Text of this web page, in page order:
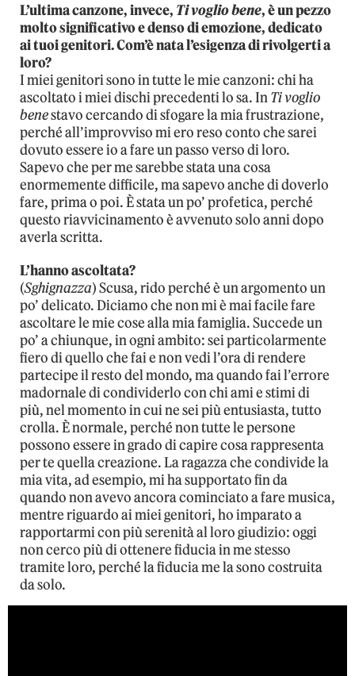
L’ultima canzone, invece, Ti voglio bene, è un pezzo
molto significativo e denso di emozione, dedicato
ai tuoi genitori. Com’è nata l’esigenza di rivolgerti a
loro?
I miei genitori sono in tutte le mie canzoni: chi ha
ascoltato i miei dischi precedenti lo sa. InTi voglio
benestavo cercando di sfogare la mia frustrazione,
perché all’improvviso mi ero reso conto che sarei
dovuto essere io a fare un passo verso di loro.
Sapevo che per me sarebbe stata una cosa
enormemente difficile, ma sapevo anche di doverlo
fare, prima o poi. È stata un po’ profetica, perché
questo riavvicinamento è avvenuto solo anni dopo
averla scritta.
L’hanno ascoltata?
(Sghignazza) Scusa, rido perché è un argomento un
po’ delicato. Diciamo che non mi è mai facile fare
ascoltare le mie cose alla mia famiglia. Succede un
po’ a chiunque, in ogni ambito: sei particolarmente
fiero di quello che fai e non vedi l’ora di rendere
partecipe il resto del mondo, ma quando fai l’errore
madornale di condividerlo con chi ami e stimi di
più, nel momento in cui ne sei più entusiasta, tutto
crolla. È normale, perché non tutte le persone
possono essere in grado di capire cosa rappresenta
per te quella creazione. La ragazza che condivide la
mia vita, ad esempio, mi ha supportato fin da
quando non avevo ancora cominciato a fare musica,
mentre riguardo ai miei genitori, ho imparato a
rapportarmi con più serenità al loro giudizio: oggi
non cerco più di ottenere fiducia in me stesso
tramite loro, perché la fiducia me la sono costruita
da solo.